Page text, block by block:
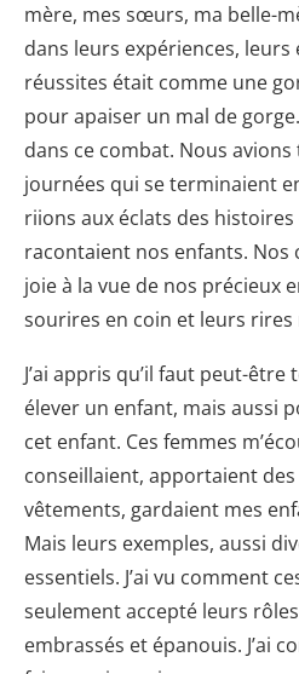
mère, mes sœurs, ma belle-
dans leurs expériences, leurs
réussites était comme une
pour apaiser un mal de gorge.
dans ce combat. Nous
journées qui se terminaient
riions aux éclats des
racontaient nos enfants.
joie à la vue de nos précieux
sourires en coin et leurs rires
J’ai appris qu’il faut peut-
élever un enfant, mais aussi
cet enfant. Ces femmes
conseillaient, apportaient
vêtements, gardaient mes
Mais leurs exemples, aussi
essentiels. J’ai vu comment
seulement accepté leurs
embrassés et épanouis. J’ai